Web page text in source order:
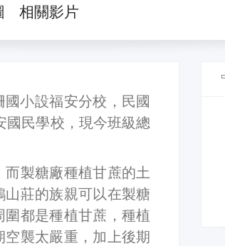
相關影片
小設福安分校，民國
國民學校，現今班級總
製糖廠種植甘蔗的土
莊的族親可以在製糖
都是種植甘蔗，種植
襲太嚴重，加上後期